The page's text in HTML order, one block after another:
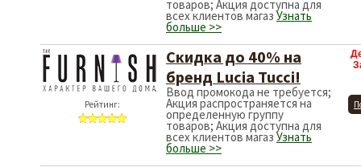
товаров; Акция доступна для
всех клиентов магазУзнать
больше >>
Рейтинг:
Скидка до 40% на
бренд Lucia Tucci!
Ввод промокода не требуется;
Акция распространяется на
определенную группу
товаров; Акция доступна для
всех клиентов магазУзнать
больше >>